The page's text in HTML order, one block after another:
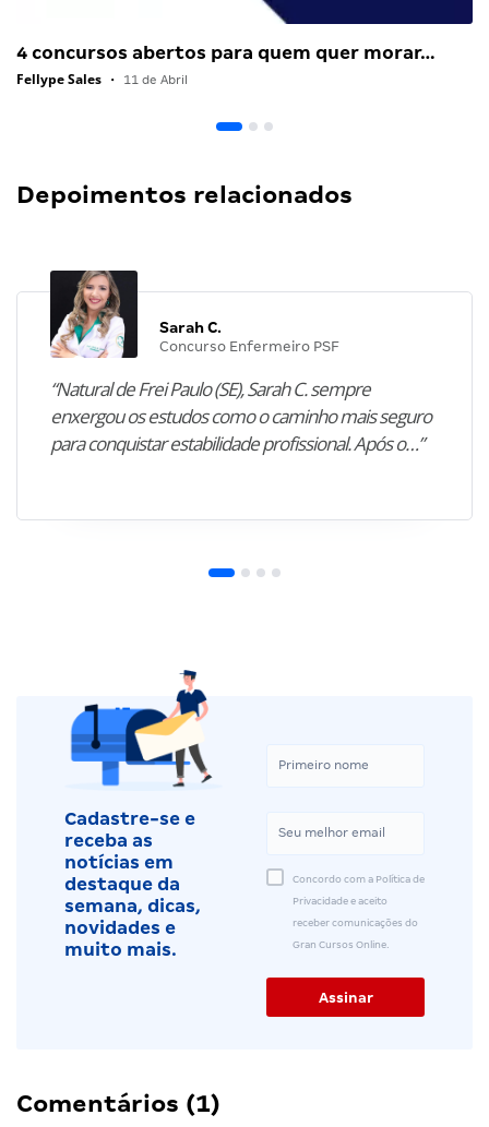
4 concursos abertos para quem quer morar…
Fellype Sales • 11 de Abril
Depoimentos relacionados
Sarah C.
Concurso Enfermeiro PSF
“Natural de Frei Paulo (SE), Sarah C. sempre
enxergou os estudos como o caminho mais seguro
para conquistar estabilidade profissional. Após o…”
Cadastre-se e
receba as
notícias em
destaque da
semana, dicas,
novidades e
muito mais.
Concordo com a Política de
Privacidade e aceito
receber comunicações do
Gran Cursos Online.
Comentários (1)